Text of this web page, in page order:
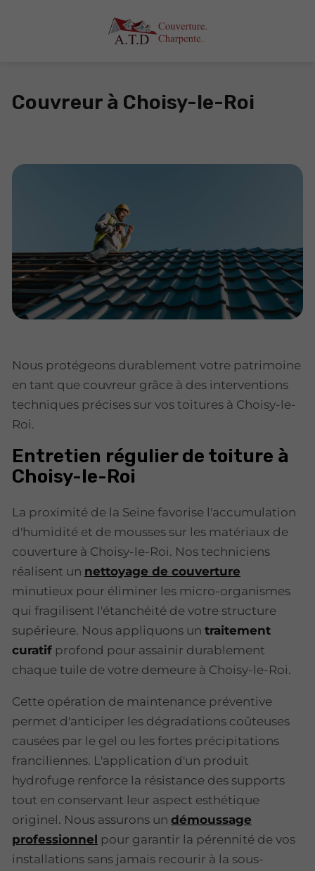
Couvreur à Choisy-le-Roi
Nous protégeons durablement votre patrimoine
en tant que couvreur grâce à des interventions
techniques précises sur vos toitures à Choisy-le-
Roi.
Entretien régulier de toiture à
Choisy-le-Roi
La proximité de la Seine favorise l'accumulation
d'humidité et de mousses sur les matériaux de
couverture à Choisy-le-Roi. Nos techniciens
réalisent un nettoyage de couverture
minutieux pour éliminer les micro-organismes
qui fragilisent l'étanchéité de votre structure
supérieure. Nous appliquons un traitement
curatif profond pour assainir durablement
chaque tuile de votre demeure à Choisy-le-Roi.
Cette opération de maintenance préventive
permet d'anticiper les dégradations coûteuses
causées par le gel ou les fortes précipitations
franciliennes. L'application d'un produit
hydrofuge renforce la résistance des supports
tout en conservant leur aspect esthétique
originel. Nous assurons un démoussage
professionnel pour garantir la pérennité de vos
installations sans jamais recourir à la sous-